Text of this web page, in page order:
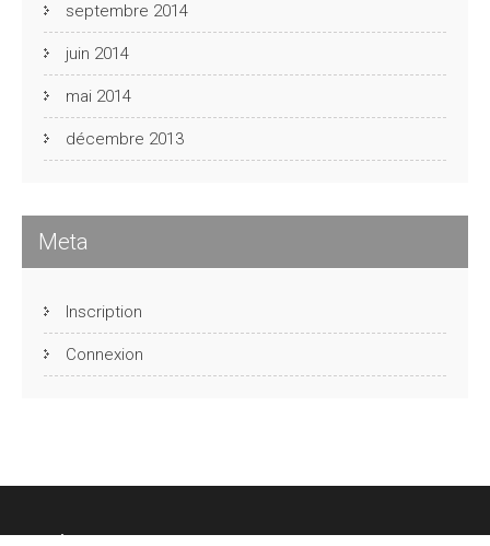
septembre 2014
juin 2014
mai 2014
décembre 2013
Meta
Inscription
Connexion